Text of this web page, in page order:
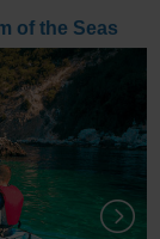
of the Seas